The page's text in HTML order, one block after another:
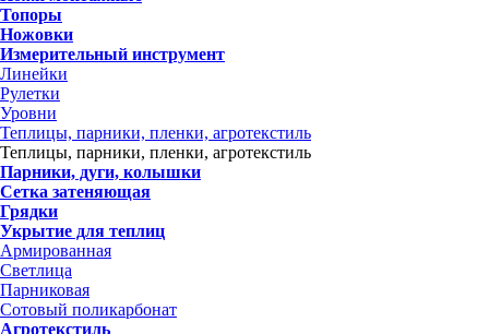
Топоры
Ножовки
Измерительный инструмент
Линейки
Рулетки
Уровни
Теплицы, парники, пленки, агротекстиль
Теплицы, парники, пленки, агротекстиль
Парники, дуги, колышки
Сетка затеняющая
Грядки
Укрытие для теплиц
Армированная
Светлица
Парниковая
Сотовый поликарбонат
Агротекстиль